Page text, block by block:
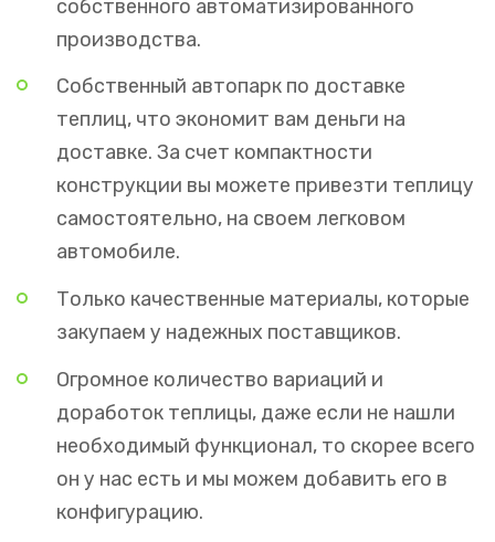
собственного автоматизированного
производства.
Собственный автопарк по доставке
теплиц, что экономит вам деньги на
доставке. За счет компактности
конструкции вы можете привезти теплицу
самостоятельно, на своем легковом
автомобиле.
Только качественные материалы, которые
закупаем у надежных поставщиков.
Огромное количество вариаций и
доработок теплицы, даже если не нашли
необходимый функционал, то скорее всего
он у нас есть и мы можем добавить его в
конфигурацию.